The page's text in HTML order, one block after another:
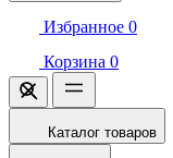
Избранное 0
Корзина 0
Каталог товаров